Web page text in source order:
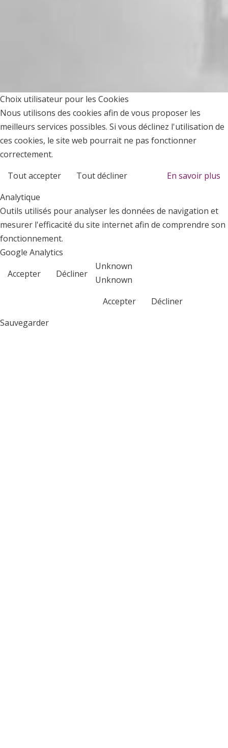
Choix utilisateur pour les Cookies
Nous utilisons des cookies afin de vous proposer les
meilleurs services possibles. Si vous déclinez l'utilisation de
ces cookies, le site web pourrait ne pas fonctionner
correctement.
Tout accepter
Tout décliner
En savoir plus
Analytique
Outils utilisés pour analyser les données de navigation et
mesurer l'efficacité du site internet afin de comprendre son
fonctionnement.
Google Analytics
Accepter
Décliner
Unknown
Unknown
Accepter
Décliner
Sauvegarder